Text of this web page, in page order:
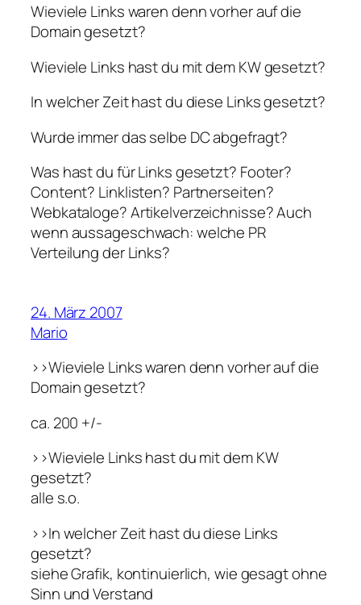
Wieviele Links waren denn vorher auf die
Domain gesetzt?
Wieviele Links hast du mit dem KW gesetzt?
In welcher Zeit hast du diese Links gesetzt?
Wurde immer das selbe DC abgefragt?
Was hast du für Links gesetzt? Footer?
Content? Linklisten? Partnerseiten?
Webkataloge? Artikelverzeichnisse? Auch
wenn aussageschwach: welche PR
Verteilung der Links?
24. März 2007
Mario
>>Wieviele Links waren denn vorher auf die
Domain gesetzt?
ca. 200 +/-
>>Wieviele Links hast du mit dem KW
gesetzt?
alle s.o.
>>In welcher Zeit hast du diese Links
gesetzt?
siehe Grafik, kontinuierlich, wie gesagt ohne
Sinn und Verstand